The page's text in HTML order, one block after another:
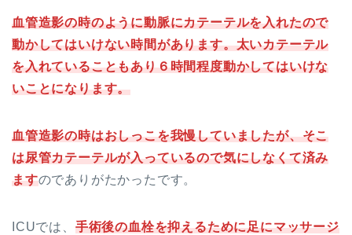
血管造影の時のように動脈にカテーテルを入れたので
動かしてはいけない時間があります。太いカテーテル
を入れていることもあり６時間程度動かしてはいけな
いことになります。
血管造影の時はおしっこを我慢していましたが、そこ
は尿管カテーテルが入っているので気にしなくて済み
ますのでありがたかったです。
ICUでは、 手術後の血栓を抑えるために足にマッサージ